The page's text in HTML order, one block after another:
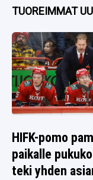
TUOREIMMAT
HIFK-pomo
paikalle
teki yhden